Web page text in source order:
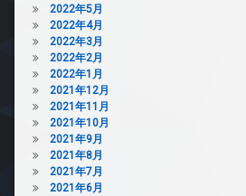
2022年5月
2022年4月
2022年3月
2022年2月
2022年1月
2021年12月
2021年11月
2021年10月
2021年9月
2021年8月
2021年7月
2021年6月